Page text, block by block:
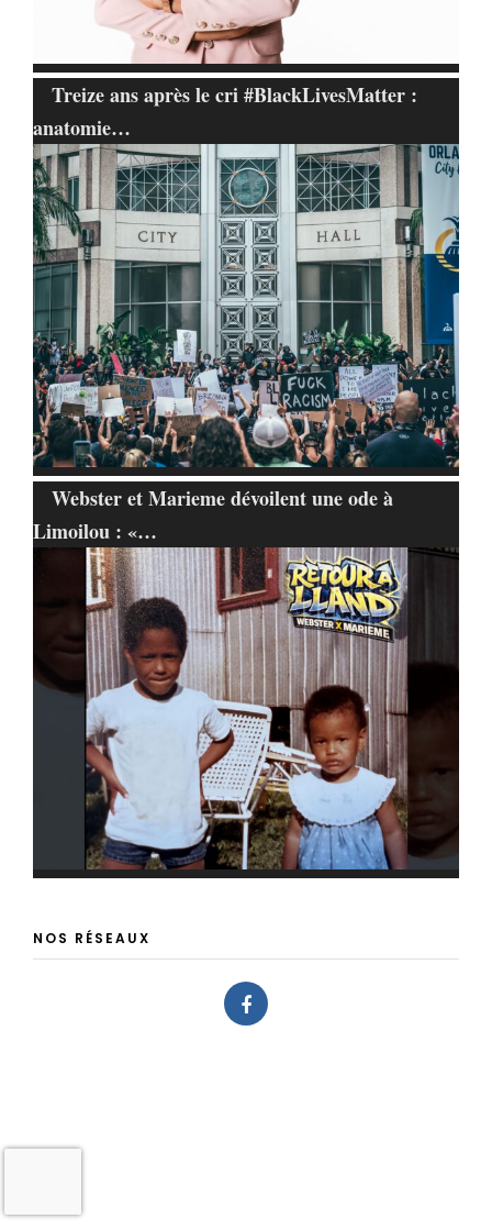
Treize ans après le cri #BlackLivesMatter :
anatomie…
Webster et Marieme dévoilent une ode à
Limoilou : «…
NOS RÉSEAUX